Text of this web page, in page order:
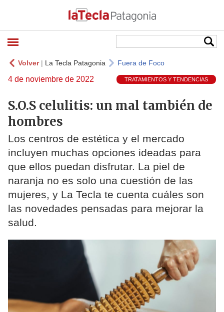
Volver| La Tecla Patagonia Fuera de Foco
4 de noviembre de 2022 TRATAMIENTOS Y TENDENCIAS
S.O.S celulitis: un mal también de
hombres
Los centros de estética y el mercado
incluyen muchas opciones ideadas para
que ellos puedan disfrutar. La piel de
naranja no es solo una cuestión de las
mujeres, y La Tecla te cuenta cuáles son
las novedades pensadas para mejorar la
salud.